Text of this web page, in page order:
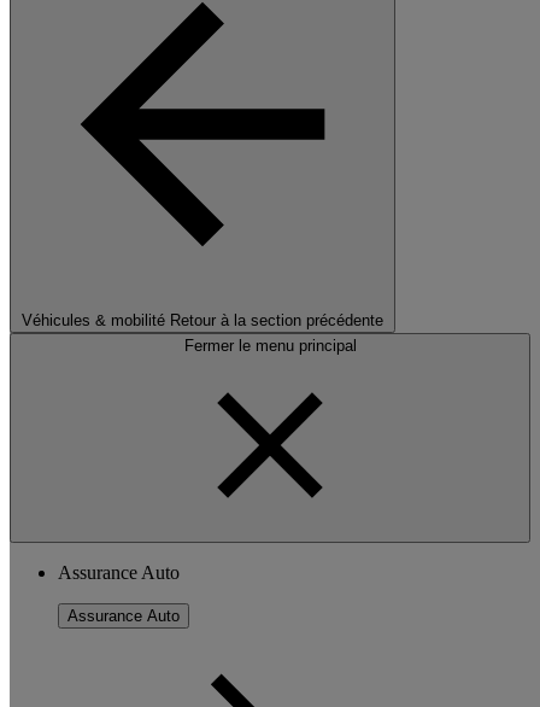
Véhicules & mobilité Retour à la section précédente
Fermer le menu principal
Assurance Auto
Assurance Auto